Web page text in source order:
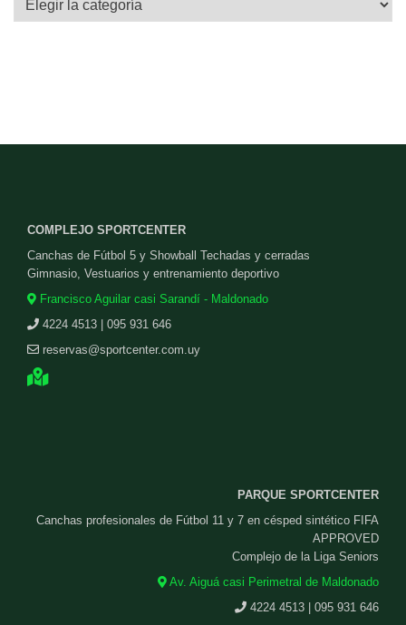
COMPLEJO SPORTCENTER
Canchas de Fútbol 5 y Showball Techadas y cerradas
Gimnasio, Vestuarios y entrenamiento deportivo
Francisco Aguilar casi Sarandí - Maldonado
4224 4513 | 095 931 646
reservas@sportcenter.com.uy
PARQUE SPORTCENTER
Canchas profesionales de Fútbol 11 y 7 en césped sintético FIFA
APPROVED
Complejo de la Liga Seniors
Av. Aiguá casi Perimetral de Maldonado
4224 4513 | 095 931 646